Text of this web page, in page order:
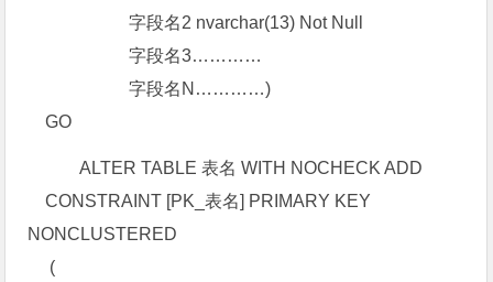
字段名2 nvarchar(13) Not Null
字段名3…………
字段名N…………)
GO
ALTER TABLE 表名 WITH NOCHECK ADD
CONSTRAINT [PK_表名] PRIMARY KEY
NONCLUSTERED
(